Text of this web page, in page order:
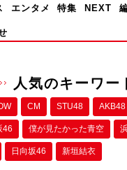
エンタメ 特集 NEXT
人気のキーワー
CM STU48 AKB48
46 僕が⾒たかった⻘空
日向坂46 新垣結衣